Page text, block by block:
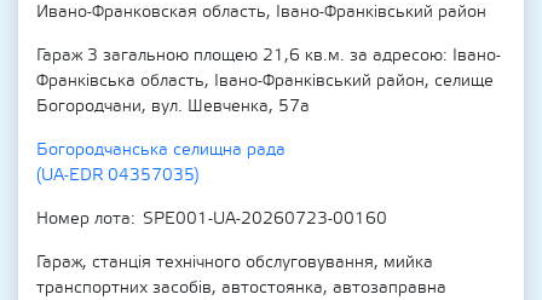
Ивано-Франковская область, Івано-Франківський район
Гараж 3 загальною площею 21,6 кв.м. за адресою: Івано-
Франківська область, Івано-Франківський район, селище
Богородчани, вул. Шевченка, 57а
Богородчанська селищна рада
(UA-EDR 04357035)
Номер лота
SPE001-UA-20260723-00160
Гараж, станція технічного обслуговування, мийка
транспортних засобів, автостоянка, автозаправна